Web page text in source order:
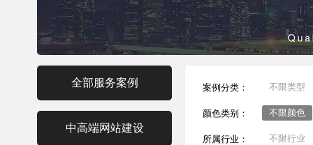
全部服务案例
中高端网站建设
案例分类： 不限类型
颜色类别： 不限颜色
所属行业：
不限行业